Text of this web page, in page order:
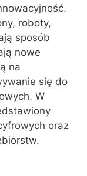
roboty,
sposób
nowe
na
się do
W
oraz